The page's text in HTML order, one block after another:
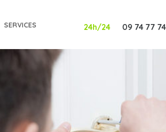
SERVICES 24h/24 09 74 77